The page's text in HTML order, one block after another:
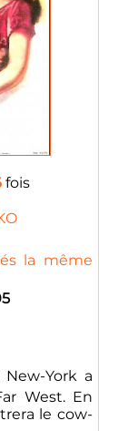
fois
la même
York a
West. En
le cow-